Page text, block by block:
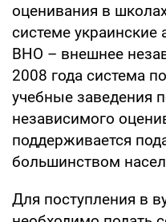
оценивания в
системе украинские
ВНО – внешнее
2008 года система
учебные заведения
независимого
поддерживается
большинством
Для поступления в